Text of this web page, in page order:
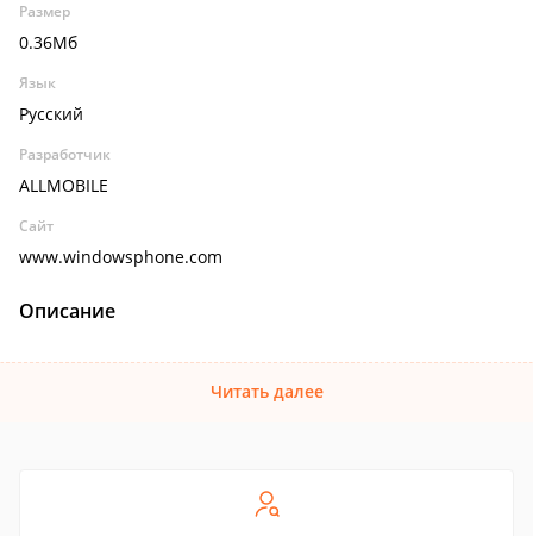
Размер
0.36Мб
Язык
Русский
Разработчик
ALLMOBILE
Сайт
www.windowsphone.com
Описание
Читать далее